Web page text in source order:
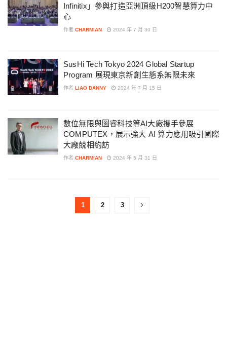
Infinitix」參與打造亞洲頂級H200智慧算力中
心
作者 CHARMIAN 2024 年 7 月 30 日
SusHi Tech Tokyo 2024 Global Startup
Program 展現東京新創生態系無限未來
作者 LIAO DANNY 2024 年 7 月 15 日
數位無限與圖睿科技等AI大廠攜手參展
COMPUTEX，展示強大 AI 算力應用吸引國際
大廠兢相約訪
作者 CHARMIAN 2024 年 5 月 31 日
1 2 3